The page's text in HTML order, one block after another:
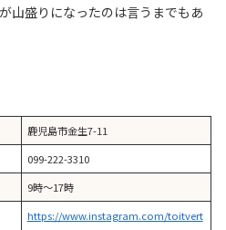
山盛りになったのは言うまでもあ
鹿児島市金生7-11
099-222-3310
9時〜17時
https://www.instagram.com/toitvert